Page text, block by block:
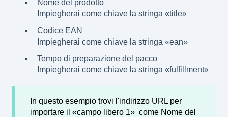
Nome del prodotto
Impiegherai come chiave la stringa «title»
Codice EAN
Impiegherai come chiave la stringa «ean»
Tempo di preparazione del pacco
Impiegherai come chiave la stringa «fulfillment»
In questo esempio trovi l'indirizzo URL per
importare il «campo libero 1» come Nome del